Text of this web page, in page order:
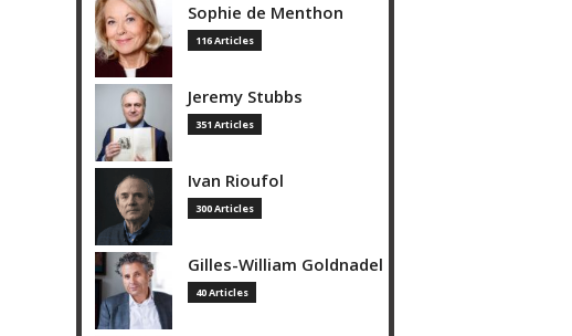
Sophie de Menthon
116 Articles
Jeremy Stubbs
351 Articles
Ivan Rioufol
300 Articles
Gilles-William Goldnadel
40 Articles